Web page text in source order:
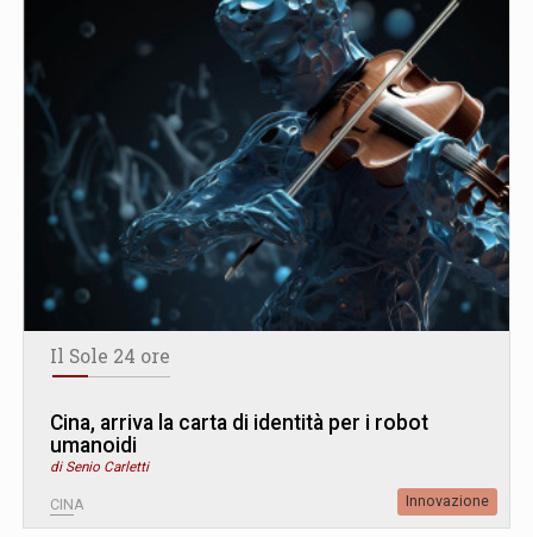
Il Sole 24 ore
Cina, arriva la carta di identità per i robot
umanoidi
di Senio Carletti
CINA Innovazione